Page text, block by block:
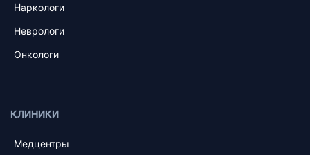
Наркологи
Неврологи
Онкологи
КЛИНИКИ
Медцентры